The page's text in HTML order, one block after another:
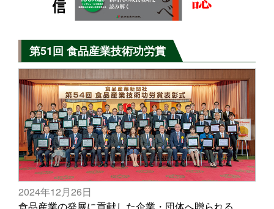
第51回 食品産業技術功労賞
2024年12月26日